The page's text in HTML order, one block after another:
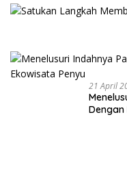
21 April
Dengan